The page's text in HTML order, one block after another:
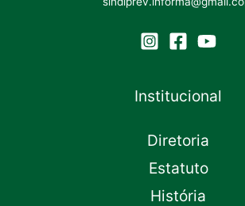
Institucional
Diretoria
Estatuto
História